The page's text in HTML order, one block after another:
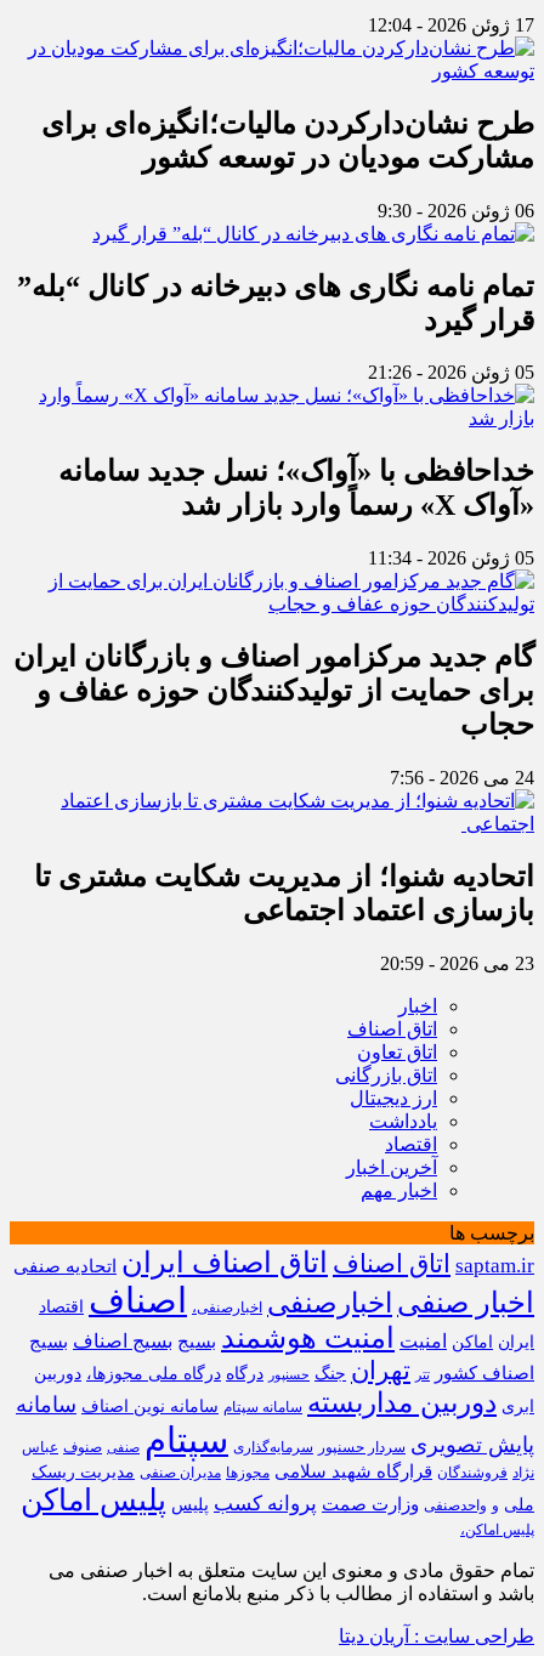
17 ژوئن 2026 - 12:04
طرح نشان‌دارکردن مالیات؛انگیزه‌ای برای
مشارکت مودیان در توسعه کشور
06 ژوئن 2026 - 9:30
تمام نامه نگاری های دبیرخانه در کانال “بله”
قرار گیرد
05 ژوئن 2026 - 21:26
خداحافظی با «آواک»؛ نسل جدید سامانه
«آواک X» رسماً وارد بازار شد
05 ژوئن 2026 - 11:34
گام جدید مرکزامور اصناف و بازرگانان ایران
برای حمایت از تولیدکنندگان حوزه عفاف و
حجاب
24 می 2026 - 7:56
اتحادیه شنوا؛ از مدیریت شکایت مشتری تا
بازسازی اعتماد اجتماعی ‌
23 می 2026 - 20:59
اخبار
اتاق اصناف
اتاق تعاون
اتاق بازرگانی
ارز دیجیتال
یادداشت
اقتصاد
آخرین اخبار
اخبار مهم
برچسب ها
saptam.ir اتاق اصناف اتاق اصناف ایران اتحادیه صنفی
اخبار صنفی اخبارصنفی اخبارصنفی، اصناف
اقتصاد
ایران
اماکن امنیت امنیت هوشمند بسیج بسیج اصناف بسیج
اصناف کشور
تتر تهران جنگ حسنپور درگاه درگاه ملی مجوزها، دوربین
ابری دوربین مداربسته سامانه سپتام سامانه نوین اصناف سامانه
پایش تصویری سردار حسنپور سرمایه‌گذاری سپتام صنفی صنوف عباس
نژاد فروشندگان قرارگاه شهید سلامی مجوزها مدیران صنفی مدیریت ریسک
ملی و واحدصنفی وزارت صمت پروانه کسب پلیس پلیس اماکن
پلیس اماکن،
تمام حقوق مادی و معنوی این سایت متعلق به اخبار صنفی می
باشد و استفاده از مطالب با ذکر منبع بلامانع است.
طراحی سایت : آریان دیتا